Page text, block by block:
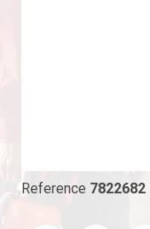
Reference 7822682